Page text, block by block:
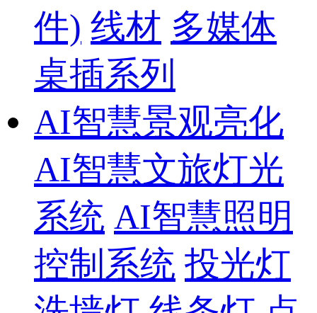
件) 线材 多媒体
桌插系列
AI智慧景观亮化
AI智慧文旅灯光
系统 AI智慧照明
控制系统 投光灯